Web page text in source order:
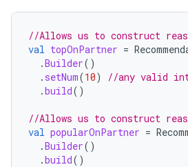
//Allows us to construct
val topOnPartner =
.Builder()
. setNum(10)
//any valid
.build()
//Allows us to construct
val popularOnPartner =
.Builder()
.build()